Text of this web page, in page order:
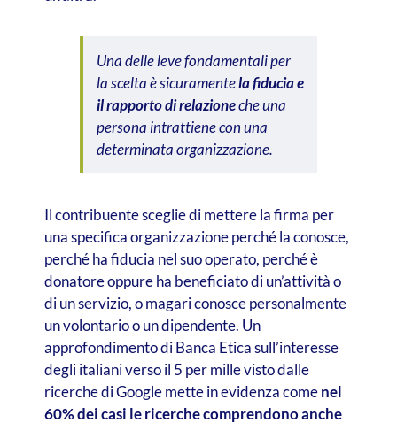
Una delle leve fondamentali per
la scelta è sicuramentela fiducia e
il rapporto di relazioneche una
persona intrattiene con una
determinata organizzazione.
Il contribuente sceglie di mettere la firma per
una specifica organizzazione perché la conosce,
perché ha fiducia nel suo operato, perché è
donatore oppure ha beneficiato di un’attività o
di un servizio, o magari conosce personalmente
un volontario o un dipendente. Un
approfondimento di Banca Etica sull’interesse
degli italiani verso il 5 per mille visto dalle
ricerche di Google mette in evidenza comenel
60% dei casi le ricerche comprendono anche